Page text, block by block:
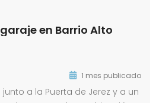
en Barrio Alto
1 mes publicado
a la Puerta de Jerez y a un